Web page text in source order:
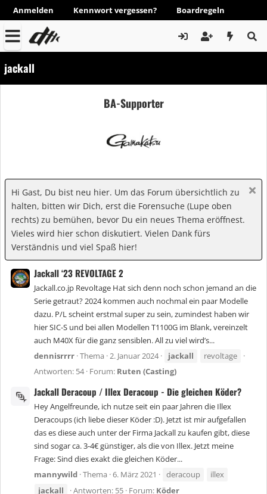
Anmelden Kennwort vergessen? Boardregeln
jackall
BA-Supporter
Hi Gast, Du bist neu hier. Um das Forum übersichtlich zu
halten, bitten wir Dich, erst die Forensuche (Lupe oben
rechts) zu bemühen, bevor Du ein neues Thema eröffnest.
Vieles wird hier schon diskutiert. Vielen Dank fürs
Verständnis und viel Spaß hier!
Jackall ‘23 REVOLTAGE 2
Jackall.co.jp Revoltage Hat sich denn noch schon jemand an die
Serie getraut? 2024 kommen auch nochmal ein paar Modelle
dazu. P/L scheint erstmal super zu sein, zumindest haben wir
hier SIC-S und bei allen Modellen T1100G im Blank, vereinzelt
auch M40X für die ganz sensiblen. All zu viel wird’s...
dennisrrrr Thema 2. Januar 2024 jackall
revoltage
Antworten: 54 Forum: Ruten (Casting)
Jackall Deracoup / Illex Deracoup - Die gleichen Köder?
Hey Angelfreunde, ich nutze seit ein paar Jahren die Illex
Deracoups (ich liebe dieser Köder :D). Jetzt ist mir aufgefallen
das es diese auch unter der Firma Jackall zu kaufen gibt, diese
sind sogar ca. 3-4€ günstiger, als die von Illex. Jetzt meine
Frage: Sind dies exakt die gleichen Köder...
mannywild Thema 6. März 2021 deracoup
illex
jackall
Antworten: 55 Forum: Köder